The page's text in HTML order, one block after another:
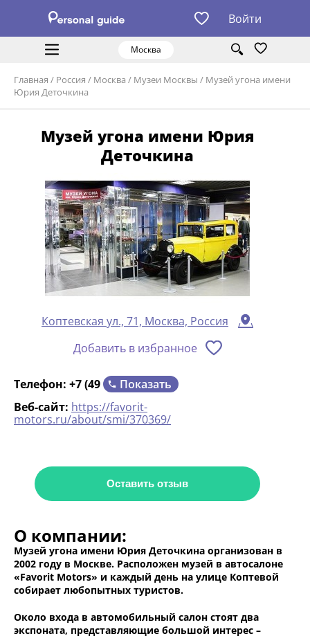
Войти
Москва
Главная / Россия / Москва / Музеи Москвы / Музей угона имени
Юрия Деточкина
Музей угона имени Юрия
Деточкина
Коптевская ул., 71, Москва, Россия
Добавить в избранное
Телефон: +7 (49
Показать
Веб-сайт: https://favorit-
motors.ru/about/smi/370369/
Оставить отзыв
О компании:
Музей угона имени Юрия Деточкина организован в
2002 году в Москве. Расположен музей в автосалоне
«Favorit Motors» и каждый день на улице Коптевой
собирает любопытных туристов.
Около входа в автомобильный салон стоят два
экспоната, представляющие большой интерес –